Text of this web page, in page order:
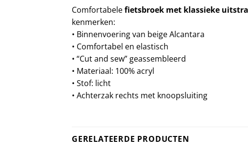
Comfortabelefietsbroek met klassieke
kenmerken:
• Binnenvoering van beige Alcantara
• Comfortabel en elastisch
• “Cut and sew” geassembleerd
• Materiaal: 100% acryl
• Stof: licht
• Achterzak rechts met knoopsluiting
GERELATEERDE PRODUCTEN